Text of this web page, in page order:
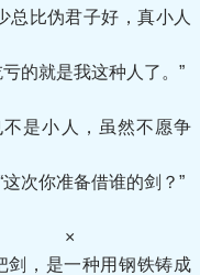
比伪君子好，真小人
的就是我这种人了。”
是小人，虽然不愿争
次你准备借谁的剑？”
×
，是一种用钢铁铸成